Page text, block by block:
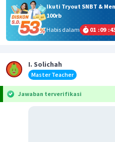
Ikuti Tryout SNBT &
100rb
Habis dalam
01 :09 :
I. Solichah
Master Teacher
Jawaban terverifikasi